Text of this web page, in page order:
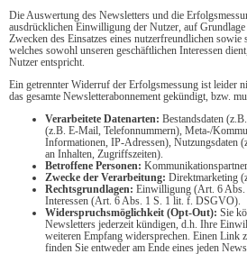
Die Auswertung des Newsletters und die
ausdrücklichen Einwilligung der Nutzer, auf Grundlage
Zwecken des Einsatzes eines nutzerfreundlichen sowie
welches sowohl unseren geschäftlichen Interessen
Nutzer entspricht.
Ein getrennter Widerruf der Erfolgsmessung ist leider
das gesamte Newsletterabonnement gekündigt, bzw.
Verarbeitete Datenarten: Bestandsdaten
(z.B. E-Mail, Telefonnummern), Meta-/
Informationen, IP-Adressen), Nutzungsdaten
an Inhalten, Zugriffszeiten).
Betroffene Personen: Kommunikationspartner.
Zwecke der Verarbeitung: Direktmarketing
Rechtsgrundlagen: Einwilligung (Art. 6 Abs.
Interessen (Art. 6 Abs. 1 S. 1 lit. f. DSGVO).
Widerspruchsmöglichkeit (Opt-Out): Sie
Newsletters jederzeit kündigen, d.h. Ihre
weiteren Empfang widersprechen. Einen Link
finden Sie entweder am Ende eines jeden